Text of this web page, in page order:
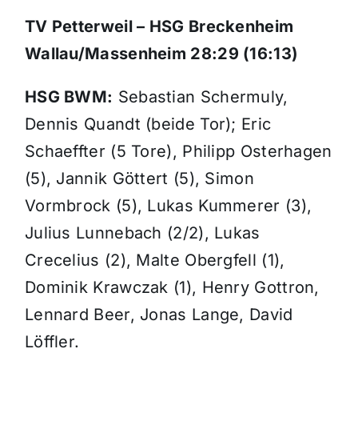
TV Petterweil – HSG Breckenheim
Wallau/Massenheim 28:29 (16:13)
HSG BWM: Sebastian Schermuly,
Dennis Quandt (beide Tor); Eric
Schaeffter (5 Tore), Philipp Osterhagen
(5), Jannik Göttert (5), Simon
Vormbrock (5), Lukas Kummerer (3),
Julius Lunnebach (2/2), Lukas
Crecelius (2), Malte Obergfell (1),
Dominik Krawczak (1), Henry Gottron,
Lennard Beer, Jonas Lange, David
Löffler.